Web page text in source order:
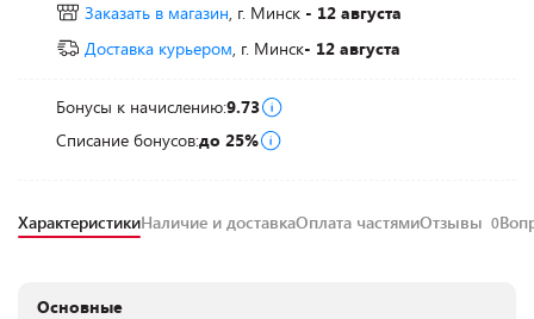
Заказать в магазин, г. Минск - 12 августа
Доставка курьером, г. Минск- 12 августа
Бонусы к начислению:9.73
Списание бонусов:до 25%
ХарактеристикиНаличие и доставкаОплата частямиОтзывы 0
Основные